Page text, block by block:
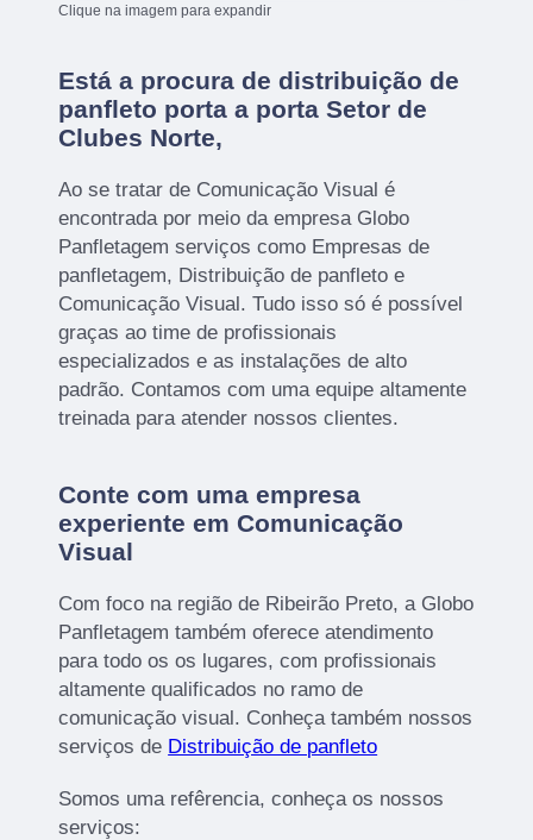
Clique na imagem para expandir
Está a procura de distribuição de
panfleto porta a porta Setor de
Clubes Norte,
Ao se tratar de Comunicação Visual é
encontrada por meio da empresa Globo
Panfletagem serviços como Empresas de
panfletagem, Distribuição de panfleto e
Comunicação Visual. Tudo isso só é possível
graças ao time de profissionais
especializados e as instalações de alto
padrão. Contamos com uma equipe altamente
treinada para atender nossos clientes.
Conte com uma empresa
experiente em Comunicação
Visual
Com foco na região de Ribeirão Preto, a Globo
Panfletagem também oferece atendimento
para todo os os lugares, com profissionais
altamente qualificados no ramo de
comunicação visual. Conheça também nossos
serviços de Distribuição de panfleto
Somos uma refêrencia, conheça os nossos
serviços: